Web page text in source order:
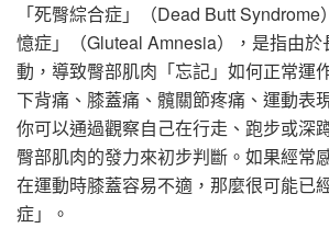
「死臀綜合症」（Dead Butt
憶症」（Gluteal Amnesia），是指由於
動，導致臀部肌肉「忘記」如何正常運
下背痛、膝蓋痛、髖關節疼痛、運動表
你可以通過觀察自己在行走、跑步或深
臀部肌肉的發力來初步判斷。如果經常
在運動時膝蓋容易不適，那麼很可能已
症」。